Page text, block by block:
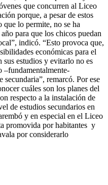
que concurren al Liceo
porque, a pesar de estos
lo permite, no se ha
para que los chicos puedan
indicó. “Esto provoca que,
económicas para el
sus estudios y evitarlo no es
–fundamentalmente-
secundaria”, remarcó. Por ese
cuáles son los planes del
respecto a la instalación de
de estudios secundarios en
y en especial en el Liceo
promovida por habitantes y
por considerarlo